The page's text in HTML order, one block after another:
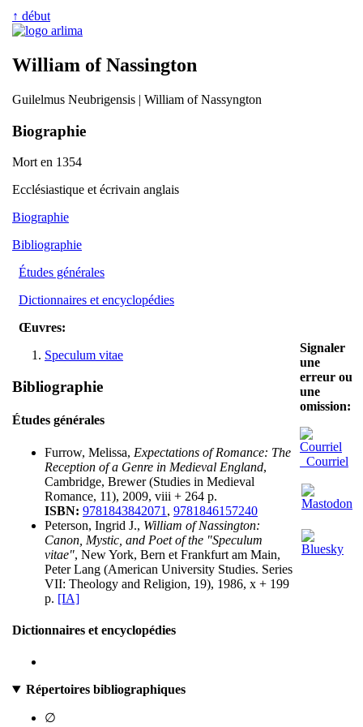
↑ début
William of Nassington
Guilelmus Neubrigensis | William of Nassyngton
Biographie
Mort en 1354
Ecclésiastique et écrivain anglais
Biographie
Bibliographie
Études générales
Dictionnaires et encyclopédies
Œuvres:
Speculum vitae
Bibliographie
Études générales
Furrow, Melissa, Expectations of Romance: The
Reception of a Genre in Medieval England,
Cambridge, Brewer (Studies in Medieval
Romance, 11), 2009, viii + 264 p.
ISBN: 9781843842071 , 9781846157240
Peterson, Ingrid J., William of Nassington:
Canon, Mystic, and Poet of the "Speculum
vitae", New York, Bern et Frankfurt am Main,
Peter Lang (American University Studies. Series
VII: Theology and Religion, 19), 1986, x + 199
p. [IA]
Dictionnaires et encyclopédies
Répertoires bibliographiques
∅
Signaler
une
erreur ou
une
omission:
Courriel